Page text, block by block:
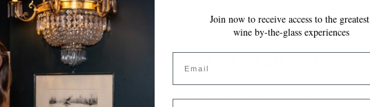
LE MODIFICHE VENGONO SALVATE AUTOMATICAMENTE MENTRE COMPILI IL MODULO.
non valido o scaduto
prega di contattare l'amministratore per un token valido.
Join now to receive access to the greatest
wine by-the-glass experiences
Email
Country